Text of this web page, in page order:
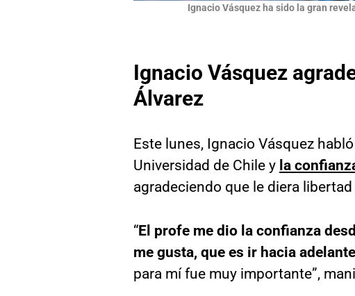
Ignacio Vásquez ha sido la gran
Ignacio Vásquez
Álvarez
Este lunes, Ignacio Vásquez
Universidad de Chile y la
agradeciendo que le diera
“El profe me dio la confianza
me gusta, que es ir hacia
para mí fue muy importante”,